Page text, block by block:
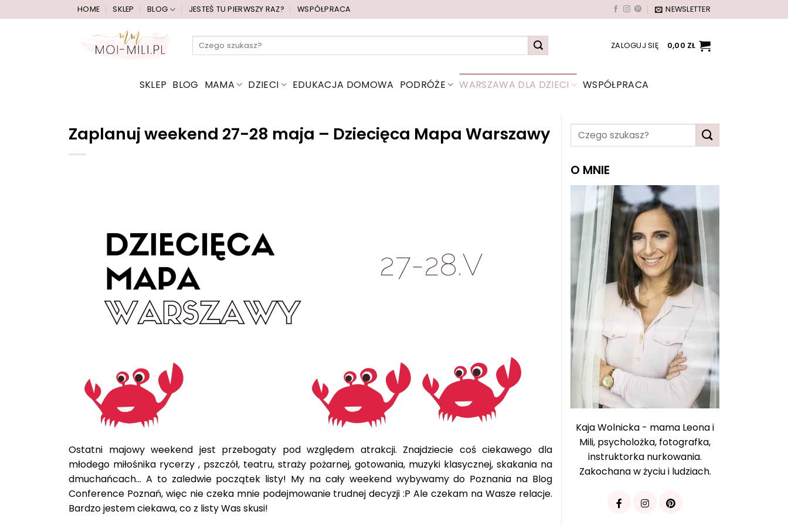
do
HOME SKLEP BLOG JESTEŚ TU PIERWSZY RAZ? WSPÓŁPRACA NEWSLETTER
Szukaj: ZALOGUJ SIĘ 0,00 ZŁ
SKLEP BLOG MAMA DZIECI EDUKACJA DOMOWA PODRÓŻE WARSZAWA DLA DZIECI WSPÓŁPRACA
Zaplanuj weekend 27-28 maja – Dziecięca Mapa Warszawy
Ostatni majowy weekend jest przebogaty pod względem atrakcji. Znajdziecie coś ciekawego dla
młodego miłośnika rycerzy , pszczół, teatru, straży pożarnej, gotowania, muzyki klasycznej, skakania na
dmuchańcach… A to zaledwie początek listy! My na cały weekend wybywamy do Poznania na Blog
Conference Poznań, więc nie czeka mnie podejmowanie trudnej decyzji :P Ale czekam na Wasze relacje.
Bardzo jestem ciekawa, co z listy Was skusi!
O MNIE
Kaja Wolnicka - mama Leona i
Mili, psycholożka, fotografka,
instruktorka nurkowania.
Zakochana w życiu i ludziach.